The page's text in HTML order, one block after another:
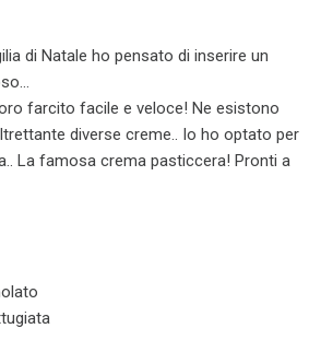
di Natale ho pensato di inserire un
farcito facile e veloce! Ne esistono
diverse creme.. Io ho optato per
La famosa crema pasticcera! Pronti a